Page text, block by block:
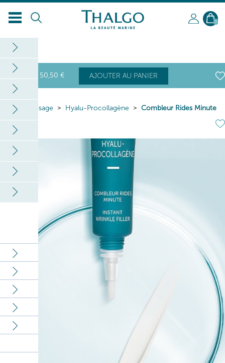
0
50,50 € AJOUTER AU PANIER
Home Visage Hyalu-Procollagène Combleur Rides Minute